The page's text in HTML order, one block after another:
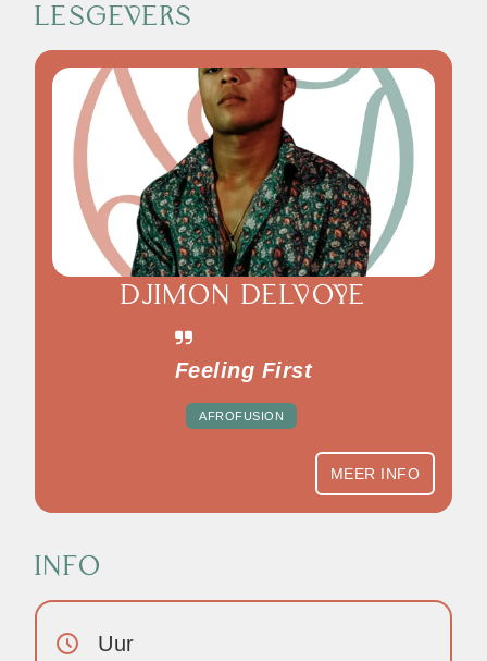
LESGEVERS
DJIMON DELVOYE
Feeling First
AFROFUSION
MEER INFO
INFO
Uur